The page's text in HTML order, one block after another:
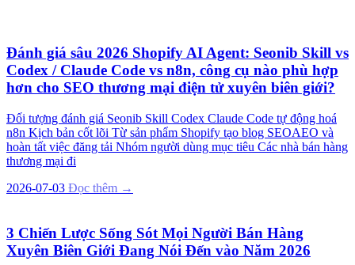
Đánh giá sâu 2026 Shopify AI Agent: Seonib Skill vs
Codex / Claude Code vs n8n, công cụ nào phù hợp
hơn cho SEO thương mại điện tử xuyên biên giới?
Đối tượng đánh giá Seonib Skill Codex Claude Code tự động hoá
n8n Kịch bản cốt lõi Từ sản phẩm Shopify tạo blog SEOAEO và
hoàn tất việc đăng tải Nhóm người dùng mục tiêu Các nhà bán hàng
thương mại đi
2026-07-03 Đọc thêm →
3 Chiến Lược Sống Sót Mọi Người Bán Hàng
Xuyên Biên Giới Đang Nói Đến vào Năm 2026